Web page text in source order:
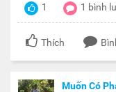
1 1 bình
Thích
Muốn Có